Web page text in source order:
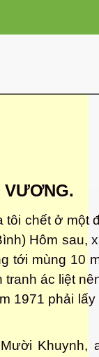
VƯƠNG.
tôi chết ở một
Hôm sau,
tới mùng 10
tranh ác liệt
1971 phải lấy
Khuynh,